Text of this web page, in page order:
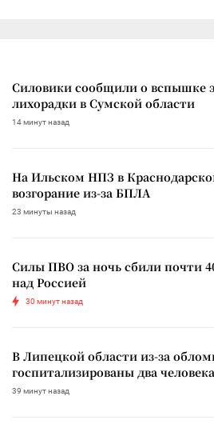
Силовики сообщили о вспышке
лихорадки в Сумской области
14 минут назад
На Ильском НПЗ в
возгорание из-за БПЛА
23 минуты назад
Силы ПВО за ночь сбили почти
над Россией
30 минут назад
В Липецкой области из-за
госпитализированы два человека
39 минут назад